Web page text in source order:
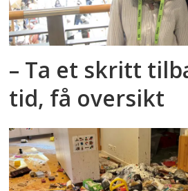
– Ta et skritt
tid, få oversikt